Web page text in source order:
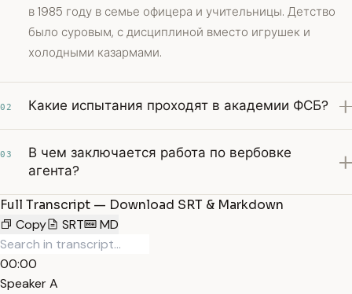
в 1985 году в семье офицера и учительницы. Детство
было суровым, с дисциплиной вместо игрушек и
холодными казармами.
02 Какие испытания проходят в академии ФСБ?
03
В чем заключается работа по вербовке
агента?
Full Transcript — Download SRT & Markdown
Copy
SRT MD
00:00
Speaker A